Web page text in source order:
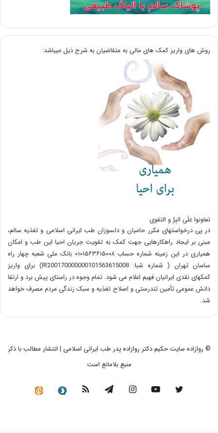
روش های واریز کمک های مالی به متقاضیان به شرح ذیل میباشد:
تعاونوا عَلَی البِرِّ و التقوی
در پی درخواستهای مکرر حامیان و دلسوزان طب ایرانی اسلامی و تغذیه سالم،
مبنی بر ایجاد راهکارهایی جهت کمک به تقویت جریان احیا این طب و امکان
همیاری در این زمینه شماره حساب ۰۱۰۱۵۶۳۶۱۵۰۰۸ بانک ملی شعبه چهار راه
ساسان تهران ( شماره شبا: IR200170000000101563615008) برای واریز
کمکهای نقدی ایرانیان فهیم اعلام می شود. تمام وجوه در راستای پیش برد و ارتقا
دانش عمومی تأمین تندرستی و اصلاح تغذیه و سبک زندگی مردم مصرف خواهد
شد.
© روازاده سایت حکیم دکتر روازاده پدر طب ایرانی اسلامی | انتشار مطالب با ذکر
منبع بلامانع است
توییتر یوتیوب اینستاگرامتلگرام خوراک سروش